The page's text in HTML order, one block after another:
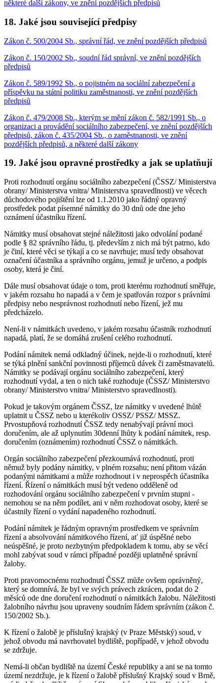
některé další zákony, ve znění pozdějších předpisů
18. Jaké jsou související předpisy
Zákon č. 500/2004 Sb., správní řád, ve znění pozdějších předpisů
Zákon č. 150/2002 Sb., soudní řád správní, ve znění pozdějších
předpisů
Zákon č. 589/1992 Sb., o pojistném na sociální zabezpečení a
příspěvku na státní politiku zaměstnanosti, ve znění pozdějších
předpisů
Zákon č. 479/2008 Sb., kterým se mění zákon č. 582/1991 Sb., o
organizaci a provádění sociálního zabezpečení, ve znění pozdějších
předpisů, zákon č. 435/2004 Sb., o zaměstnanosti, ve znění
pozdějších předpisů, a některé další zákony
19. Jaké jsou opravné prostředky a jak se uplatňují
Proti rozhodnutí orgánu sociálního zabezpečení (ČSSZ/ Ministerstva
obrany/ Ministerstva vnitra/ Ministerstva spravedlnosti) ve věcech
důchodového pojištění lze od 1.1.2010 jako řádný opravný
prostředek podat písemné námitky do 30 dnů ode dne jeho
oznámení účastníku řízení.
Námitky musí obsahovat stejné náležitosti jako odvolání podané
podle § 82 správního řádu, tj. především z nich má být patrno, kdo
je činí, které věci se týkají a co se navrhuje; musí tedy obsahovat
označení účastníka a správního orgánu, jemuž je určeno, a podpis
osoby, která je činí.
Dále musí obsahovat údaje o tom, proti kterému rozhodnutí směřuje,
v jakém rozsahu ho napadá a v čem je spatřován rozpor s právními
předpisy nebo nesprávnost rozhodnutí nebo řízení, jež mu
předcházelo.
Není-li v námitkách uvedeno, v jakém rozsahu účastník rozhodnutí
napadá, platí, že se domáhá zrušení celého rozhodnutí.
Podání námitek nemá odkladný účinek, nejde-li o rozhodnutí, které
se týká plnění sankční povinnosti příjemců dávek či zaměstnavatelů.
Námitky se podávají orgánu sociálního zabezpečení, který
rozhodnutí vydal, a ten o nich také rozhoduje (ČSSZ/ Ministerstvo
obrany/ Ministerstvo vnitra/ Ministerstvo spravedlnosti).
Pokud je takovým orgánem ČSSZ, lze námitky v uvedené lhůtě
uplatnit u ČSSZ nebo u kterékoliv OSSZ/ PSSZ/ MSSZ.
Prvostupňová rozhodnutí ČSSZ tedy nenabývají právní moci
doručením, ale až uplynutím 30denní lhůty k podání námitek, resp.
doručením (oznámením) rozhodnutí ČSSZ o námitkách.
Orgán sociálního zabezpečení přezkoumává rozhodnutí, proti
němuž byly podány námitky, v plném rozsahu; není přitom vázán
podanými námitkami a může rozhodnout i v neprospěch účastníka
řízení. Řízení o námitkách musí být vedeno odděleně od
rozhodování orgánu sociálního zabezpečení v prvním stupni -
nemohou se na něm podílet, ani v něm rozhodovat osoby, které se
účastnily řízení o vydání napadeného rozhodnutí.
Podání námitek je řádným opravným prostředkem ve správním
řízení a absolvování námitkového řízení, ať již úspěšné nebo
neúspěšné, je proto nezbytným předpokladem k tomu, aby se věcí
mohl zabývat soud v rámci případné později uplatněné správní
žaloby.
Proti pravomocnému rozhodnutí ČSSZ může ovšem oprávněný,
který se domnívá, že byl ve svých právech zkrácen, podat do 2
měsíců ode dne doručení rozhodnutí o námitkách žalobu. Náležitosti
žalobního návrhu jsou upraveny soudním řádem správním (zákon č.
150/2002 Sb.).
K řízení o žalobě je příslušný krajský (v Praze Městský) soud, v
jehož obvodu má navrhovatel bydliště, popřípadě, v jehož obvodu
se zdržuje.
Nemá-li občan bydliště na území České republiky a ani se na tomto
území nezdržuje, je k řízení o žalobě příslušný Krajský soud v Brně,